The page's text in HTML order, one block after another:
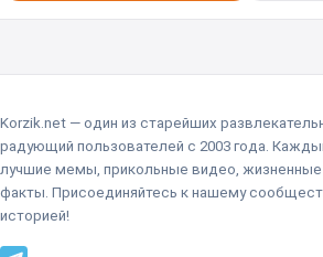
Korzik.net — один из старейших
радующий пользователей с 2003 года.
лучшие мемы, прикольные видео, жизненные
факты. Присоединяйтесь к нашему
историей!